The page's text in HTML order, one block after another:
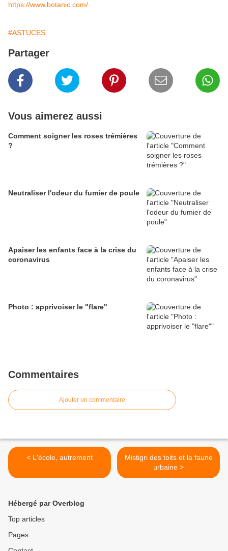
https://www.botanic.com/
#ASTUCES
Partager
Vous aimerez aussi
Comment soigner les roses trémières
?
Neutraliser l'odeur du fumier de poule
Apaiser les enfants face à la crise du
coronavirus
Photo : apprivoiser le "flare"
Commentaires
Ajouter un commentaire
< L'école, autrement
Mistigri des toits et la faune
urbaine >
Hébergé par Overblog
Top articles
Pages